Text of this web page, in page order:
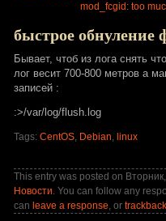
mod_fcgid: too
быстрое обнуление
Бывает, чтоб из лога снять
лог весит 700-800 метров а
записей :
:>/var/log/flush.log
Tags: CentOS, Debian, linux
This entry was posted on
Новости. You can follow any
can leave a response, or trackback